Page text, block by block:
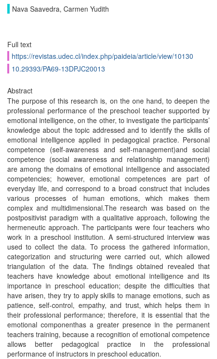
Nava Saavedra, Carmen Yudith
Full text
https://revistas.udec.cl/index.php/paideia/article/view/10130
10.29393/PA69-13DPJC20013
Abstract
The purpose of this research is, on the one hand, to deepen the
professional performance of the preschool teacher supported by
emotional intelligence, on the other, to investigate the participants’
knowledge about the topic addressed and to identify the skills of
emotional intelligence applied in pedagogical practice. Personal
competence (self-awareness and self-management)and social
competence (social awareness and relationship management)
are among the domains of emotional intelligence and associated
competencies; however, emotional competences are part of
everyday life, and correspond to a broad construct that includes
various processes of human emotions, which makes them
complex and multidimensional.The research was based on the
postpositivist paradigm with a qualitative approach, following the
hermeneutic approach. The participants were four teachers who
work in a preschool institution. A semi-structured interview was
used to collect the data. To process the gathered information,
categorization and structuring were carried out, which allowed
triangulation of the data. The findings obtained revealed that
teachers have knowledge about emotional intelligence and its
importance in preschool education; despite the difficulties that
have arisen, they try to apply skills to manage emotions, such as
patience, self-control, empathy, and trust, which helps them in
their professional performance; therefore, it is essential that the
emotional componenthas a greater presence in the permanent
teachers training, because a recognition of emotional competence
allows better pedagogical practice in the professional
performance of instructors in preschool education.